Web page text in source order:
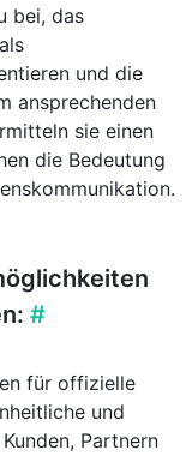
bei, das
und die
ansprechenden
sie einen
die Bedeutung
#
für offizielle
und
Partnern